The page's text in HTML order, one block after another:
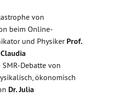
von
beim Online-
und Physiker Prof.
Debatte von
ökonomisch
Dr. Julia